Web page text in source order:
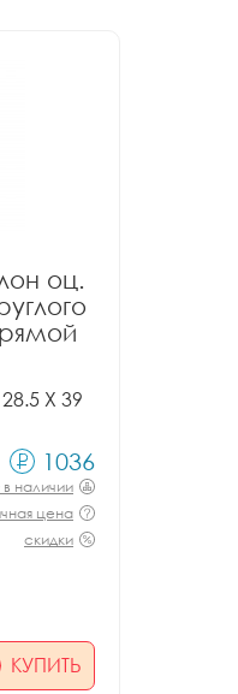
оц.
X 39
1036
в наличии
цена
скидки
КУПИТЬ